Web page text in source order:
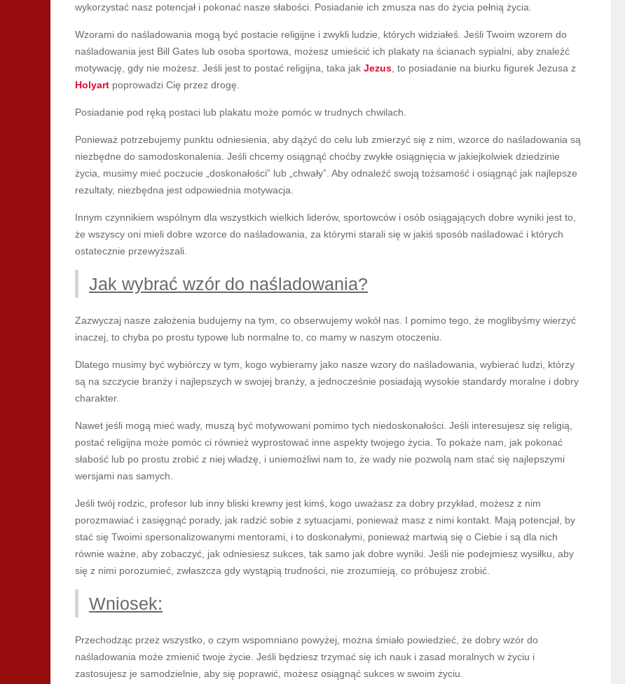
wykorzystać nasz potencjał i pokonać nasze słabości. Posiadanie ich zmusza nas do życia pełnią życia.
Wzorami do naśladowania mogą być postacie religijne i zwykli ludzie, których widziałeś. Jeśli Twoim wzorem do
naśladowania jest Bill Gates lub osoba sportowa, możesz umieścić ich plakaty na ścianach sypialni, aby znaleźć
motywację, gdy nie możesz. Jeśli jest to postać religijna, taka jak Jezus , to posiadanie na biurku figurek Jezusa z
Holyart poprowadzi Cię przez drogę.
Posiadanie pod ręką postaci lub plakatu może pomóc w trudnych chwilach.
Ponieważ potrzebujemy punktu odniesienia, aby dążyć do celu lub zmierzyć się z nim, wzorce do naśladowania są
niezbędne do samodoskonalenia. Jeśli chcemy osiągnąć choćby zwykłe osiągnięcia w jakiejkolwiek dziedzinie
życia, musimy mieć poczucie „doskonałości” lub „chwały”. Aby odnaleźć swoją tożsamość i osiągnąć jak najlepsze
rezultaty, niezbędna jest odpowiednia motywacja.
Innym czynnikiem wspólnym dla wszystkich wielkich liderów, sportowców i osób osiągających dobre wyniki jest to,
że wszyscy oni mieli dobre wzorce do naśladowania, za którymi starali się w jakiś sposób naśladować i których
ostatecznie przewyższali.
Jak wybrać wzór do naśladowania?
Zazwyczaj nasze założenia budujemy na tym, co obserwujemy wokół nas. I pomimo tego, że moglibyśmy wierzyć
inaczej, to chyba po prostu typowe lub normalne to, co mamy w naszym otoczeniu.
Dlatego musimy być wybiórczy w tym, kogo wybieramy jako nasze wzory do naśladowania, wybierać ludzi, którzy
są na szczycie branży i najlepszych w swojej branży, a jednocześnie posiadają wysokie standardy moralne i dobry
charakter.
Nawet jeśli mogą mieć wady, muszą być motywowani pomimo tych niedoskonałości. Jeśli interesujesz się religią,
postać religijna może pomóc ci również wyprostować inne aspekty twojego życia. To pokaże nam, jak pokonać
słabość lub po prostu zrobić z niej władzę, i uniemożliwi nam to, że wady nie pozwolą nam stać się najlepszymi
wersjami nas samych.
Jeśli twój rodzic, profesor lub inny bliski krewny jest kimś, kogo uważasz za dobry przykład, możesz z nim
porozmawiać i zasięgnąć porady, jak radzić sobie z sytuacjami, ponieważ masz z nimi kontakt. Mają potencjał, by
stać się Twoimi spersonalizowanymi mentorami, i to doskonałymi, ponieważ martwią się o Ciebie i są dla nich
równie ważne, aby zobaczyć, jak odniesiesz sukces, tak samo jak dobre wyniki. Jeśli nie podejmiesz wysiłku, aby
się z nimi porozumieć, zwłaszcza gdy wystąpią trudności, nie zrozumieją, co próbujesz zrobić.
Wniosek:
Przechodząc przez wszystko, o czym wspomniano powyżej, można śmiało powiedzieć, że dobry wzór do
naśladowania może zmienić twoje życie. Jeśli będziesz trzymać się ich nauk i zasad moralnych w życiu i
zastosujesz je samodzielnie, aby się poprawić, możesz osiągnąć sukces w swoim życiu.